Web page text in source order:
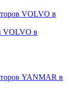
VOLVO в
VOLVO в
YANMAR в